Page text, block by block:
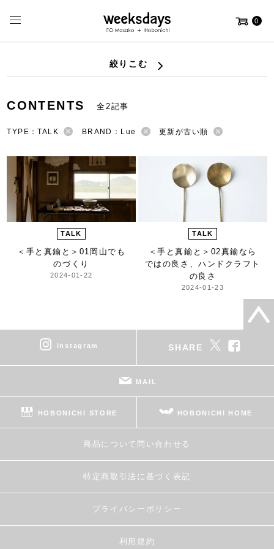
0
絞りこむ
CONTENTS 全2記事
TYPE：TALK BRAND：Lue 更新が古い順
TALK
＜手と真鍮と＞ 01岡山でも
のづくり
2024-01-22
TALK
＜手と真鍮と＞ 02真鍮なら
ではの良さ、ハンドクラフト
の良さ
2024-01-23
instagram SHARE
MAIL
HOBONICHI STORE HOBONICHI HOME
商品について問い合わせる
特定商取引法に基づく表記
プライバシーポリシー
利用規約